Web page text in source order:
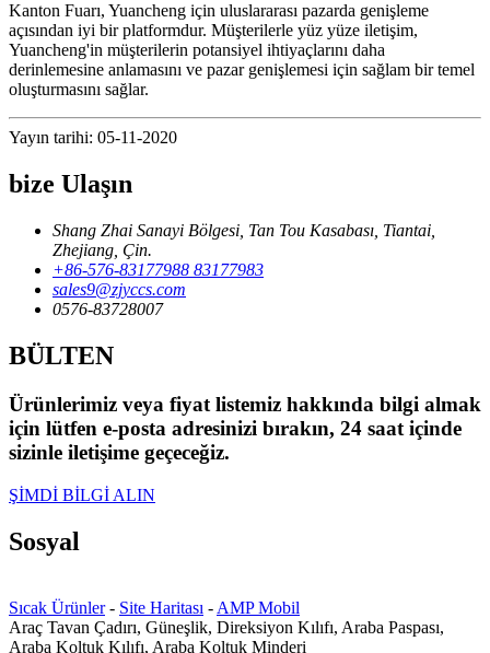
Kanton Fuarı, Yuancheng için uluslararası pazarda genişleme
açısından iyi bir platformdur. Müşterilerle yüz yüze iletişim,
Yuancheng'in müşterilerin potansiyel ihtiyaçlarını daha
derinlemesine anlamasını ve pazar genişlemesi için sağlam bir temel
oluşturmasını sağlar.
Yayın tarihi: 05-11-2020
bize Ulaşın
Shang Zhai Sanayi Bölgesi, Tan Tou Kasabası, Tiantai,
Zhejiang, Çin.
+86-576-83177988 83177983
sales9@zjyccs.com
0576-83728007
BÜLTEN
Ürünlerimiz veya fiyat listemiz hakkında bilgi almak
için lütfen e-posta adresinizi bırakın, 24 saat içinde
sizinle iletişime geçeceğiz.
ŞİMDİ BİLGİ ALIN
Sosyal
Sıcak Ürünler- Site Haritası - AMP Mobil
Araç Tavan Çadırı, Güneşlik, Direksiyon Kılıfı, Araba Paspası,
Araba Koltuk Kılıfı, Araba Koltuk Minderi